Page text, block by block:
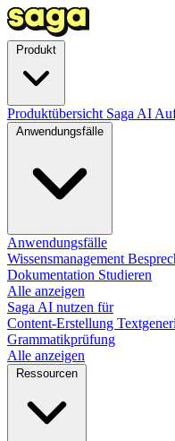
Produktübersicht Saga AI
Anwendungsfälle
Wissensmanagement
Dokumentation Studieren
Alle anzeigen
Saga AI nutzen für
Content-Erstellung
Grammatikprüfung
Alle anzeigen